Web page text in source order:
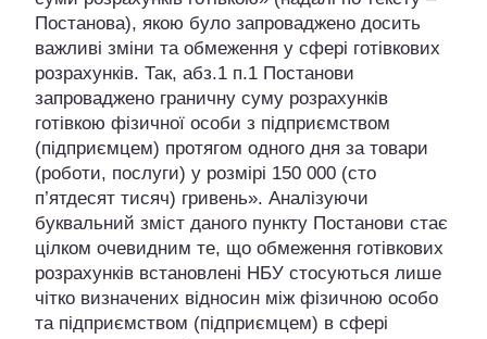
Постанова), якою було запроваджено досить
важливі зміни та обмеження у сфері готівкових
розрахунків. Так, абз.1 п.1 Постанови
запроваджено граничну суму розрахунків
готівкою фізичної особи з підприємством
(підприємцем) протягом одного дня за товари
(роботи, послуги) у розмірі 150 000 (сто
п’ятдесят тисяч) гривень». Аналізуючи
буквальний зміст даного пункту Постанови стає
цілком очевидним те, що обмеження готівкових
розрахунків встановлені НБУ стосуються лише
чітко визначених відносин між фізичною особо
та підприємством (підприємцем) в сфері